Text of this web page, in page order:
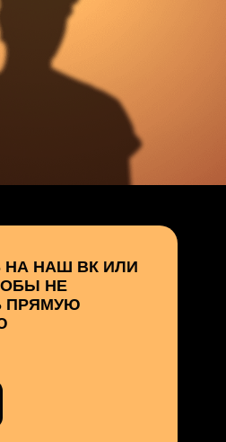
НАШ ВК ИЛИ
НЕ
ПРЯМУЮ